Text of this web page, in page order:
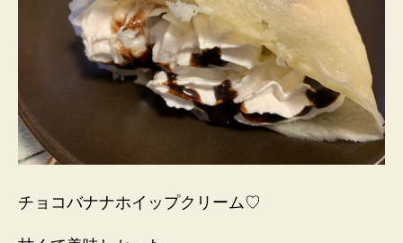
チョコバナナホイップクリーム♡